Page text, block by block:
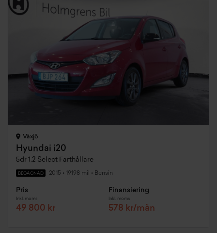
Växjö
Hyundai i20
5dr 1.2 Select Farthållare
BEGAGNAD 2015 • 19198 mil • Bensin
Pris
Inkl. moms
49 800 kr
Finansiering
Inkl. moms
578 kr/mån